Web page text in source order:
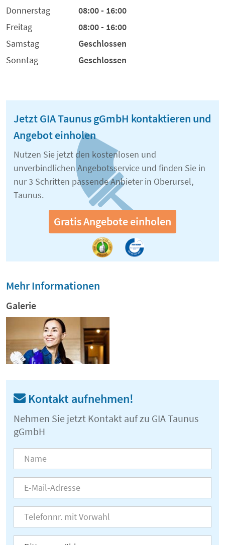
Donnerstag
08:00 - 16:00
Freitag
08:00 - 16:00
Samstag
Geschlossen
Sonntag
Geschlossen
Jetzt GIA Taunus gGmbH kontaktieren und
Angebot einholen
Nutzen Sie jetzt den kostenlosen und
unverbindlichen Angebotsservice und finden Sie in
nur 3 Schritten passende Anbieter in Oberursel,
Taunus.
Gratis Angebote einholen
Mehr Informationen
Galerie
Kontakt aufnehmen!
Nehmen Sie jetzt Kontakt auf zu GIA Taunus
gGmbH